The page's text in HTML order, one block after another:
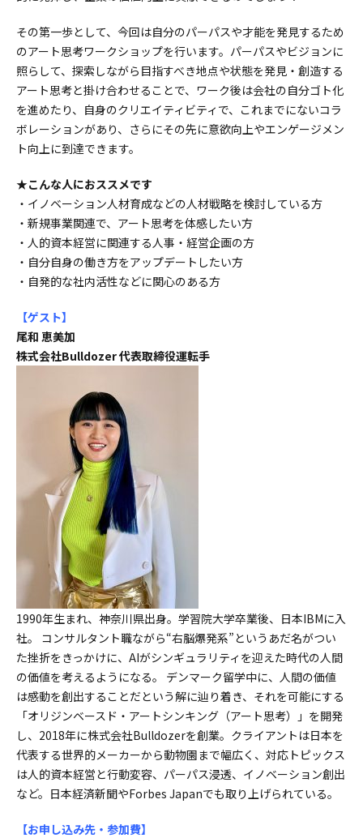
その第一歩として、今回は自分のパーパスや才能を発見するため
のアート思考ワークショップを行います。パーパスやビジョンに
照らして、探索しながら目指すべき地点や状態を発見・創造する
アート思考と掛け合わせることで、ワーク後は会社の自分ゴト化
を進めたり、自身のクリエイティビティで、これまでにないコラ
ボレーションがあり、さらにその先に意欲向上やエンゲージメン
ト向上に到達できます。
★こんな人におススメです
・イノベーション人材育成などの人材戦略を検討している方
・新規事業関連で、アート思考を体感したい方
・人的資本経営に関連する人事・経営企画の方
・自分自身の働き方をアップデートしたい方
・自発的な社内活性などに関心のある方
【ゲスト】
尾和 恵美加
株式会社Bulldozer 代表取締役運転手
1990年生まれ、神奈川県出身。学習院大学卒業後、日本IBMに入
社。 コンサルタント職ながら“右脳爆発系”というあだ名がつい
た挫折をきっかけに、AIがシンギュラリティを迎えた時代の人間
の価値を考えるようになる。 デンマーク留学中に、人間の価値
は感動を創出することだという解に辿り着き、それを可能にする
「オリジンベースド・アートシンキング（アート思考）」を開発
し、2018年に株式会社Bulldozerを創業。クライアントは日本を
代表する世界的メーカーから動物園まで幅広く、対応トピックス
は人的資本経営と行動変容、パーパス浸透、イノベーション創出
など。日本経済新聞やForbes Japanでも取り上げられている。
【お申し込み先・参加費】